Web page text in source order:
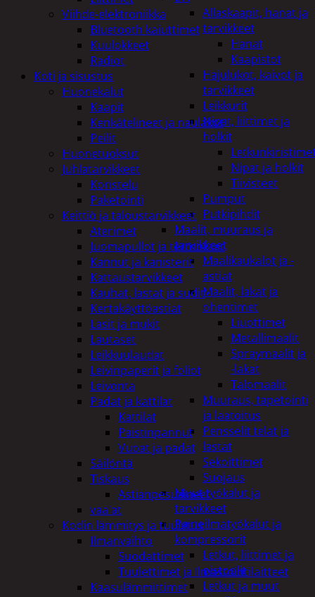
Allaskaapit, hanat ja
tarvikkeet
Hanat
Kaapistot
Hajulukot, kaivot ja
tarvikkeet
Leikkurit
Nipat, liittimet ja
holkit
Nipat ja holkit
Tiivisteet
Pumput
Putkipihdit
Maalit, muuraus ja
tarvikkeet
Maalikaukalot ja -
astiat
Maalit, lakat ja
ohentimet
Liuottimet
Metallimaalit
Spraymaalit ja
-lakat
Talomaalit
Muuraus, tapetointi
ja laatoitus
Pensselit telat ja
lastat
Sekoittimet
Suojaus
Muut työkalut ja
tarvikkeet
Paineilmatyökalut ja
kompressorit
Letkut, liittimet ja
pistoolit
Letkut ja muut
Viihde-elektroniikka
Bluetooth kaiuttimet
Kuulokkeet
Radiot
Koti ja sisustus
Huonekalut
Kaapit
Kenkätelineet ja naulakot
Peilit
Huonetuoksut
Juhlatarvikkeet
Koristelu
Paketointi
Keittiö ja taloustarvikkeet
Aterimet
Juomapullot ja termokset
Kannut ja kanisterit
Kattaustarvikkeet
Kauhat, lastat ja sudit
Kertakäyttöastiat
Lasit ja mukit
Lautaset
Leikkuulaudat
Leivinpaperit ja foliot
Leivonta
Padat ja kattilat
Kattilat
Paistinpannut
Vuoat ja padat
Säilöntä
Tiskaus
Astianpesuaineet
vaa'at
Kodin lämmitys ja tuuletus
Ilmanvaihto
Suodattimet
Tuulettimet ja Ilmastointilaitteet
Kaasulämmittimet